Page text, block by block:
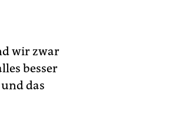
wir zwar
besser
das